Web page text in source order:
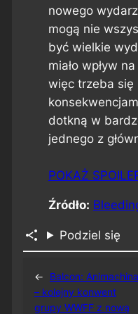
nowego
mogą nie
być wielkie
miało wpływ
więc trzeba się
dotkną w
jednego z
POKAŻ
Źródło:
Podziel się
←
Balcon: Animachina
– kolejny konwent
grupy WWFF z nową